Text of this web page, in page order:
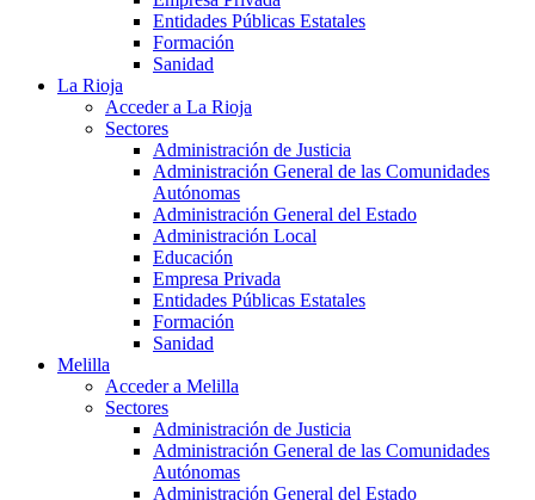
Entidades Públicas Estatales
Formación
Sanidad
La Rioja
Acceder a La Rioja
Sectores
Administración de Justicia
Administración General de las Comunidades
Autónomas
Administración General del Estado
Administración Local
Educación
Empresa Privada
Entidades Públicas Estatales
Formación
Sanidad
Melilla
Acceder a Melilla
Sectores
Administración de Justicia
Administración General de las Comunidades
Autónomas
Administración General del Estado